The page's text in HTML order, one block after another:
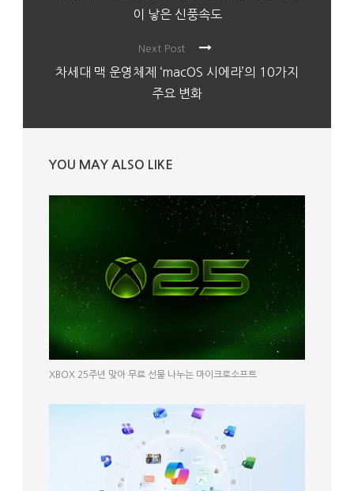
이 낳은 신풍속도
Next Post
차세대 맥 운영체제 ‘macOS 시에라’의 10가지
주요 변화
YOU MAY ALSO LIKE
XBOX 25주년 맞아 무료 선물 나누는 마이크로소프트